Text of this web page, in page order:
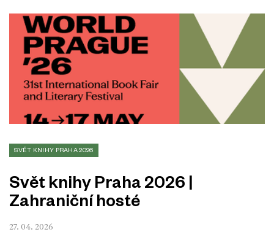
SVĚT KNIHY PRAHA 2026
Svět knihy Praha 2026 |
Zahraniční hosté
27. 04. 2026